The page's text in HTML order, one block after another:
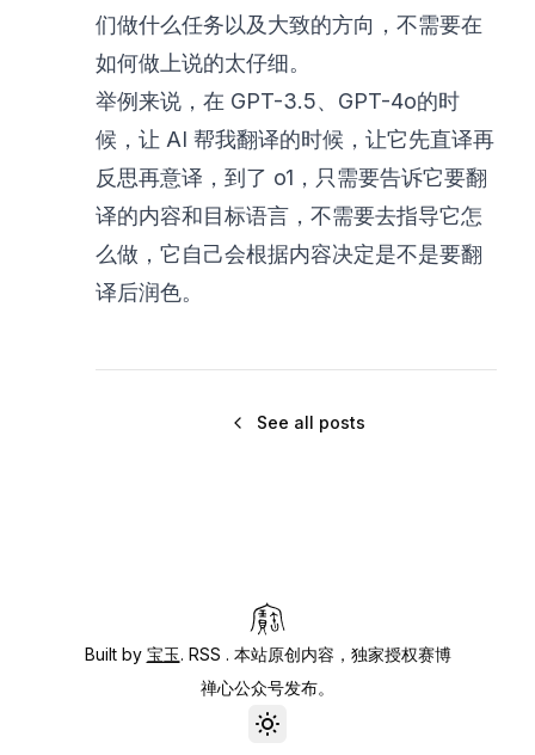
们做什么任务以及大致的方向，不需要在
如何做上说的太仔细。
举例来说，在 GPT-3.5、GPT-4o的时
候，让 AI 帮我翻译的时候，让它先直译再
反思再意译，到了 o1，只需要告诉它要翻
译的内容和目标语言，不需要去指导它怎
么做，它自己会根据内容决定是不是要翻
译后润色。
See all posts
Built by 宝玉. RSS . 本站原创内容，独家授权赛博
禅心公众号发布。
Toggle theme